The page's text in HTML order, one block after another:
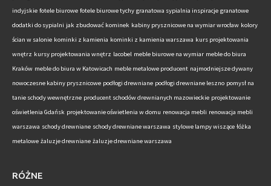
indyjskie fotele biurowe fotele biurowe tychy granatowa sypialnia inspiracje granatowe
dodatki do sypialni jak zbudować kominek kabiny prysznicowe na wymiar wrocław kolory
ścian w salonie kominki z kamienia kominki z kamienia warszawa kurs projektowania
wnętrz kursy projektowania wnętrz lacobel meble biurowe na wymiar meble do biura
Kraków meble do biura w Katowicach meble metalowe producent najmodniejsze dywany
nowoczesne kabiny prysznicowe podłogi drewniane podłogi drewniane leszno pomysł na
tanie schody wewnętrzne producent schodów drewnianych mazowieckie projektowanie
oświetlenia Gdańsk projektowanie oświetlenia w domu renowacja mebli renowacja mebli
warszawa schody drewniane schody drewniane warszawa stylowe lampy wiszące łóżka
metalowe żaluzje drewniane żaluzje drewniane warszawa
RÓŻNE